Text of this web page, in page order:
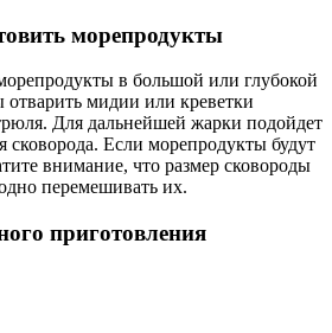
морепродукты
в большой или глубокой
отварить мидии или креветки
Для дальнейшей жарки подойдет
сковорода. Если морепродукты будут
внимание, что размер сковороды
перемешивать их.
приготовления